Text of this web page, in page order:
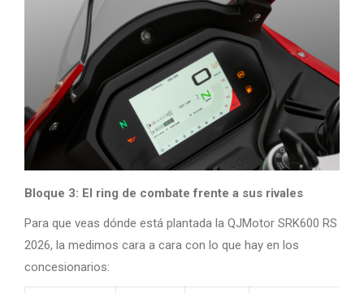
Bloque 3: El ring de combate frente a sus rivales
Para que veas dónde está plantada la QJMotor SRK600 RS
2026, la medimos cara a cara con lo que hay en los
concesionarios: